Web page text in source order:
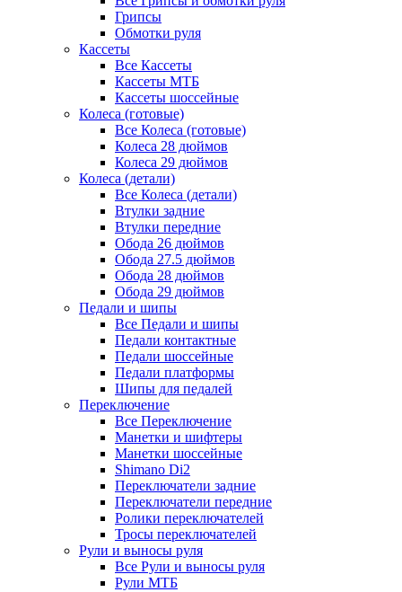
Грипсы
Обмотки руля
Кассеты
Все Кассеты
Кассеты МТБ
Кассеты шоссейные
Колеса (готовые)
Все Колеса (готовые)
Колеса 28 дюймов
Колеса 29 дюймов
Колеса (детали)
Все Колеса (детали)
Втулки задние
Втулки передние
Обода 26 дюймов
Обода 27.5 дюймов
Обода 28 дюймов
Обода 29 дюймов
Педали и шипы
Все Педали и шипы
Педали контактные
Педали шоссейные
Педали платформы
Шипы для педалей
Переключение
Все Переключение
Манетки и шифтеры
Манетки шоссейные
Shimano Di2
Переключатели задние
Переключатели передние
Ролики переключателей
Тросы переключателей
Рули и выносы руля
Все Рули и выносы руля
Рули МТБ